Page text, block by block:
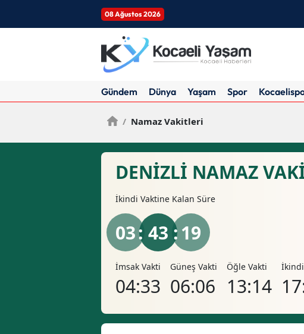
08 Ağustos 2026
Gündem Dünya Yaşam Spor
/ Namaz Vakitleri
DENIZLI NAMAZ
İkindi Vaktine Kalan Süre
03: 43 :18
İmsak Vakti
04:33
Güneş Vakti
06:06
Öğle Vakti
13:14